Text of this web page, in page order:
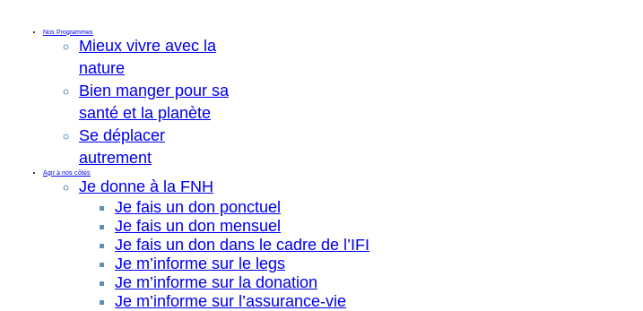
Nos Programmes
Mieux vivre avec la
nature
Bien manger pour sa
santé et la planète
Se déplacer
autrement
Agir à nos côtés
Je donne à la FNH
Je fais un don ponctuel
Je fais un don mensuel
Je fais un don dans le cadre de l’IFI
Je m’informe sur le legs
Je m’informe sur la donation
Je m’informe sur l’assurance-vie